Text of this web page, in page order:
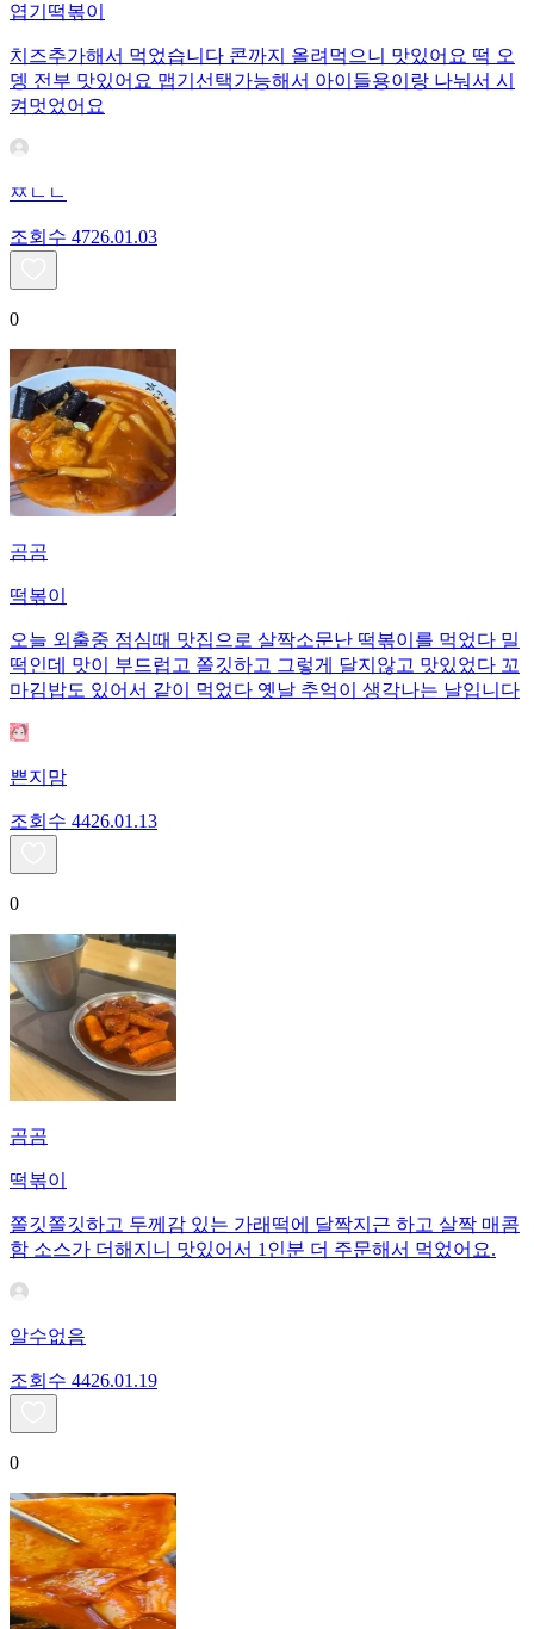
엽기떡볶이
치즈추가해서 먹었습니다 콘까지 올려먹으니 맛있어요 떡 오
뎅 전부 맛있어요 맵기선택가능해서 아이들용이랑 나눠서 시
켜멋었어요
ㅉㄴㄴ
조회수 4726.01.03
0
곰곰
떡볶이
오늘 외출중 점심때 맛집으로 살짝소문난 떡볶이를 먹었다 밀
떡인데 맛이 부드럽고 쫄깃하고 그렇게 달지않고 맛있었다 꼬
마김밥도 있어서 같이 먹었다 옛날 추억이 생각나는 날입니다
쁜지맘
조회수 4426.01.13
0
곰곰
떡볶이
쫄깃쫄깃하고 두께감 있는 가래떡에 달짝지근 하고 살짝 매콤
함 소스가 더해지니 맛있어서 1인분 더 주문해서 먹었어요.
알수없음
조회수 4426.01.19
0